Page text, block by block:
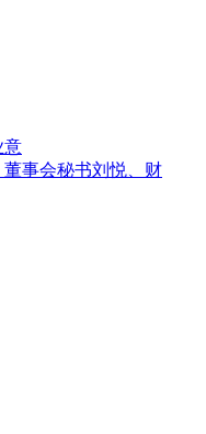
意
事会秘书刘悦、财